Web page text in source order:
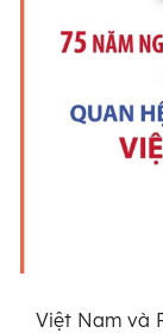
Việt Nam và